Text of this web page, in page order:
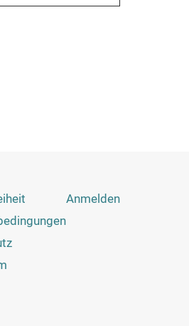
Benutzermenü
Anmelden